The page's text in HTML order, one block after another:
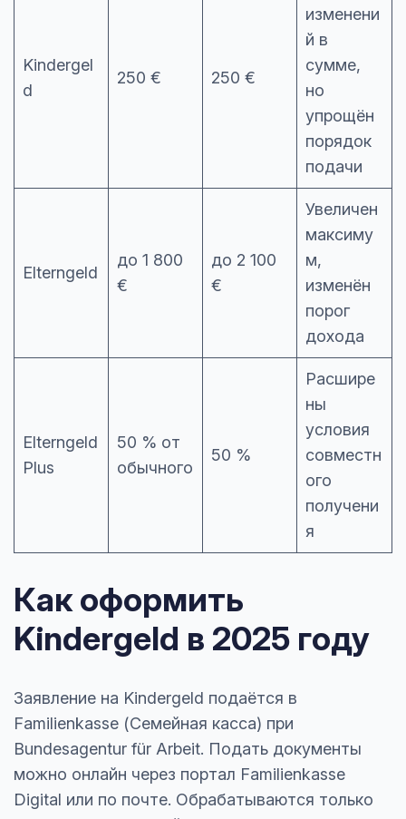
Kindergel
d
250 € 250 €
изменени
й в
сумме,
но
упрощён
порядок
подачи
Elterngeld
до 1 800
€
до 2 100
€
Увеличен
максиму
м,
изменён
порог
дохода
Elterngeld
Plus
50 % от
обычного
50 %
Расшире
ны
условия
совместн
ого
получени
я
Как оформить
Kindergeld в 2025 году
Заявление на Kindergeld подаётся в
Familienkasse (Семейная касса) при
Bundesagentur für Arbeit. Подать документы
можно онлайн через портал Familienkasse
Digital или по почте. Обрабатываются только